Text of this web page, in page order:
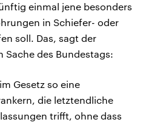
einmal jene besonders
in Schiefer- oder
soll. Das, sagt der
Sache des Bundestags:
Gesetz so eine
die letztendliche
trifft, ohne dass